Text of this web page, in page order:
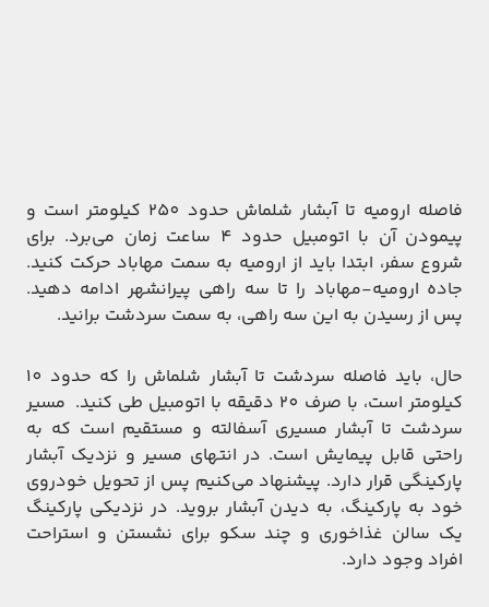
فاصله ارومیه تا آبشار شلماش حدود 250 کیلومتر است و
پیمودن آن با اتومبیل حدود 4 ساعت زمان می‌برد. برای
شروع سفر، ابتدا باید از ارومیه به سمت مهاباد حرکت کنید.
جاده ارومیه-مهاباد را تا سه راهی پیرانشهر ادامه دهید.
پس از رسیدن به این سه راهی، به سمت سردشت برانید.
حال، باید فاصله سردشت تا آبشار شلماش را که حدود 10
کیلومتر است، با صرف 20 دقیقه با اتومبیل طی کنید. مسیر
سردشت تا آبشار مسیری آسفالته و مستقیم است که به
راحتی قابل پیمایش است. در انتهای مسیر و نزدیک آبشار
پارکینگی قرار دارد. پیشنهاد می‌کنیم پس از تحویل خودروی
خود به پارکینگ، به دیدن آبشار بروید. در نزدیکی پارکینگ
یک سالن غذاخوری و چند سکو برای نشستن و استراحت
افراد وجود دارد.